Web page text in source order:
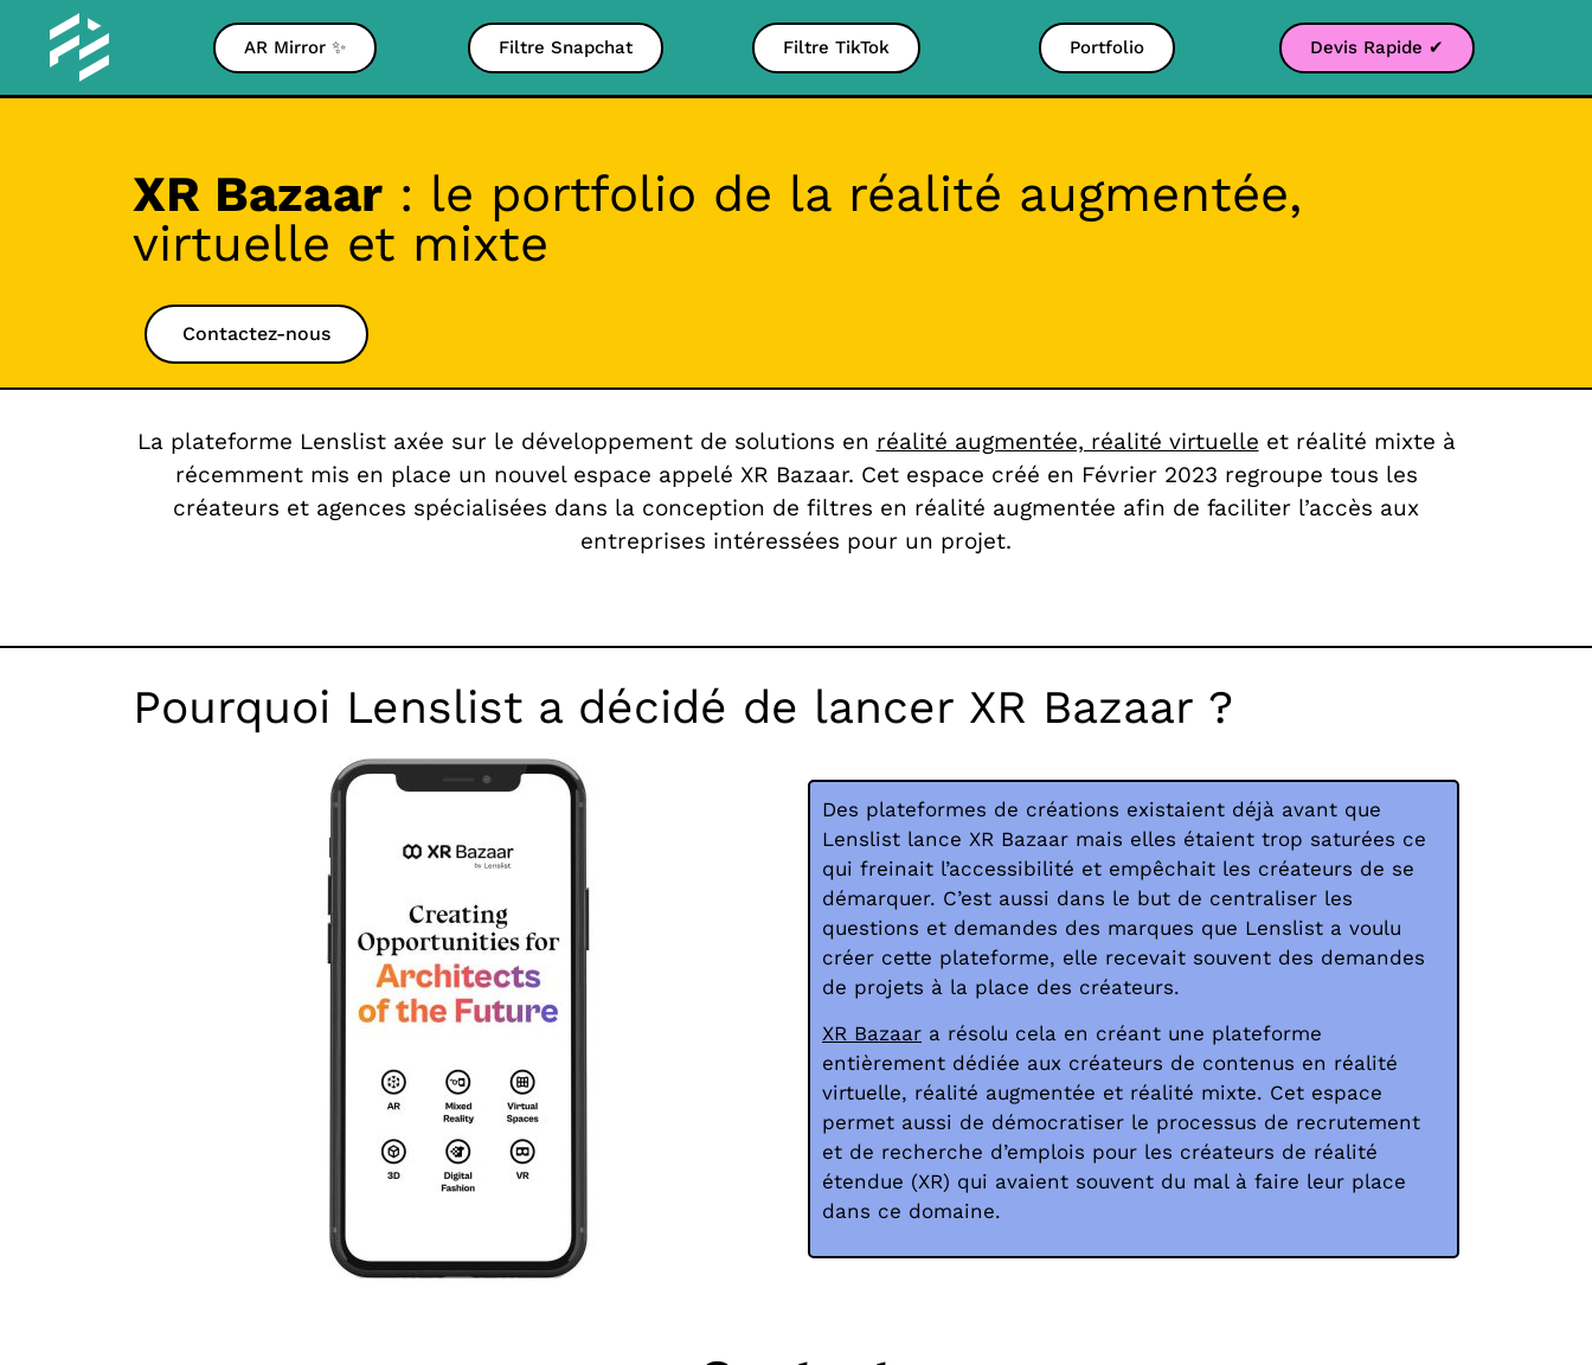
AR Mirror ✨ Filtre Snapchat Filtre TikTok Portfolio Devis Rapide ✔
XR Bazaar : le portfolio de la réalité augmentée,
virtuelle et mixte
Contactez-nous
La plateforme Lenslist axée sur le développement de solutions en réalité augmentée, réalité virtuelle et réalité mixte à
récemment mis en place un nouvel espace appelé XR Bazaar. Cet espace créé en Février 2023 regroupe tous les
créateurs et agences spécialisées dans la conception de filtres en réalité augmentée afin de faciliter l’accès aux
entreprises intéressées pour un projet.
Pourquoi Lenslist a décidé de lancer XR Bazaar ?
Des plateformes de créations existaient déjà avant que
Lenslist lance XR Bazaar mais elles étaient trop saturées ce
qui freinait l’accessibilité et empêchait les créateurs de se
démarquer. C’est aussi dans le but de centraliser les
questions et demandes des marques que Lenslist a voulu
créer cette plateforme, elle recevait souvent des demandes
de projets à la place des créateurs.
XR Bazaar a résolu cela en créant une plateforme
entièrement dédiée aux créateurs de contenus en réalité
virtuelle, réalité augmentée et réalité mixte. Cet espace
permet aussi de démocratiser le processus de recrutement
et de recherche d’emplois pour les créateurs de réalité
étendue (XR) qui avaient souvent du mal à faire leur place
dans ce domaine.